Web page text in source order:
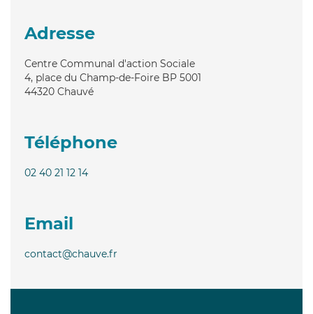
Adresse
Centre Communal d'action Sociale
4, place du Champ-de-Foire BP 5001
44320 Chauvé
Téléphone
02 40 21 12 14
Email
contact@chauve.fr